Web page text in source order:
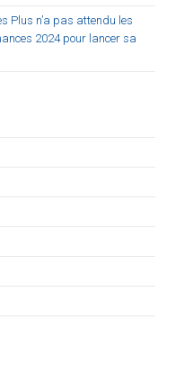
Plus n’a pas attendu les
2024 pour lancer sa